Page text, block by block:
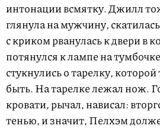
интонации всмятку. Джилл
глянула на мужчину,
с криком рванулась к двери в
потянулся к лампе на
стукнулись о тарелку,
быть. На тарелке лежал нож.
кровати, рычал, нависал:
тенью, и значит, Пелхэм